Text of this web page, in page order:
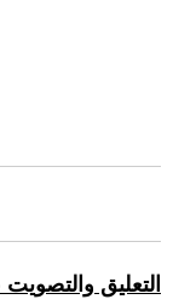
التعليق